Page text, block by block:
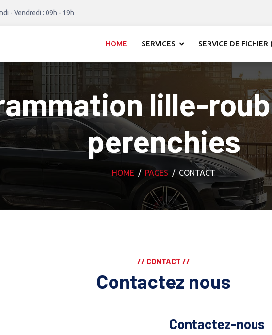
- Vendredi : 09h - 19h
HOME SERVICES SERVICE DE FICHIER
lille-
perenchies
HOME PAGES CONTACT
// CONTACT //
Contactez nous
Contactez-nous